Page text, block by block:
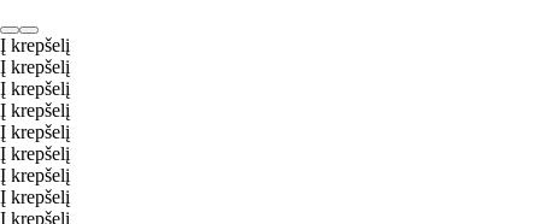
Į krepšelį
Į krepšelį
Į krepšelį
Į krepšelį
Į krepšelį
Į krepšelį
Į krepšelį
Į krepšelį
Į krepšelį